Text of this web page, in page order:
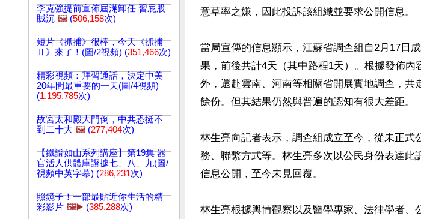
李克強提前宣佈屆滿卸任 習屁股
賊沉 🖼️ (506,158次)
短片《抓捕》很棒，今天《抓捕
Ⅱ》來了！(圖/2視頻) (351,466次)
精彩視頻：拜習通話，決定中美
20年間最重要的一天(圖/4視頻)
(1,195,785次)
故宮太和殿大門倒，中共恐挺不
到二十大 🖼️ (277,404次)
【鐵證如山系列講座】第19集 器
官活人供體庫證據七、八、九(圖/
視頻中英字幕) (286,231次)
照鏡子！一部最貼近你生活的精
彩影片 🖼️▶️ (385,288次)
意草率之嫌，因此投訴該組織並要求公開信息。
當局宣傳的信息顯示，江蘇省調查組自2月17日
果，前後共計4天（其中路程1天）。根據發佈
外，還赴雲南、河南等相關省開展實地調查，共
餘份。但其結果仍然與普遍的認知有很大差距。
林生亮向記者表示，調查組成立至今，從未正
務、聯繫方式等。林生亮多次以公民身份表達
信息公開，至今未見回覆。
林生亮根據輿情觀察以及醫學專家、法律學者、